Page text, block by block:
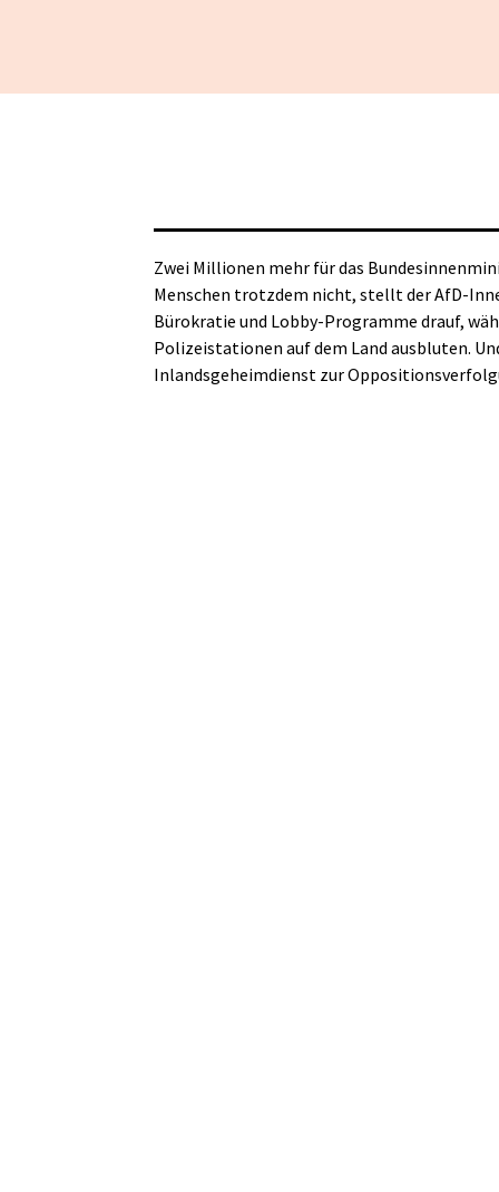
Zwei Millionen mehr für das
Menschen trotzdem nicht, stellt der AfD-
Bürokratie und Lobby-Programme drauf,
Polizeistationen auf dem Land ausbluten.
Inlandsgeheimdienst zur